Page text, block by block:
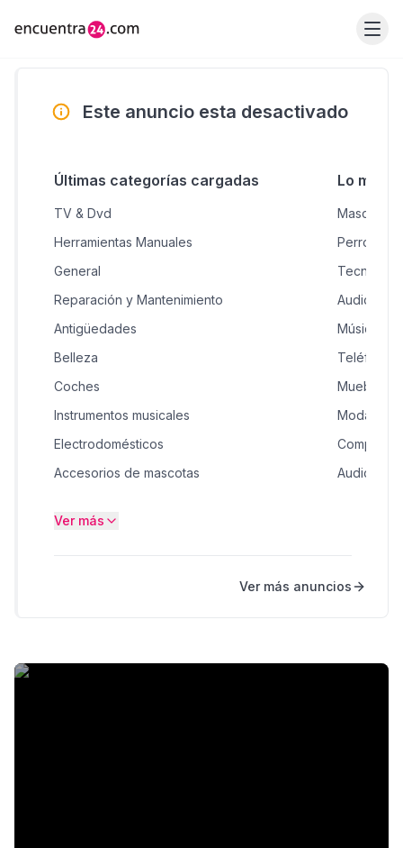
Este anuncio esta desactivado
Últimas categorías cargadas
TV & Dvd
Herramientas Manuales
General
Reparación y Mantenimiento
Antigüedades
Belleza
Coches
Instrumentos musicales
Electrodomésticos
Accesorios de mascotas
Bicicletas
Lo más
Mascotas
Perros en
Audio,
Música,
Teléfonos
Muebles
Moda
Audio /
Muebles
Ver más
Ver más anuncios